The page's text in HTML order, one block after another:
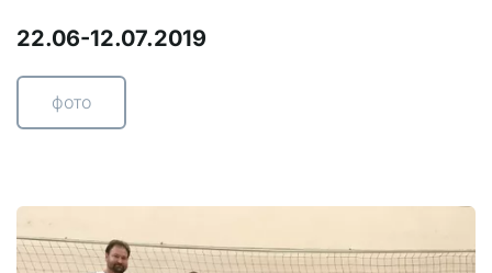
22.06-12.07.2019
фото